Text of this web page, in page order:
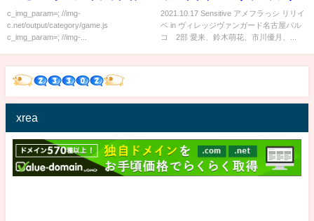
ても寒いんか？ｗ」←こういつ
やつ
c_img_param=; //img-
c.net/output/category/game.js
c_img_param=; //img-...
ンガード名古屋パルコ 2部
2021.10.17 Sensitive アメフラっシ リリイ
ベ in ヴィレッジヴァンガード名古屋パル
コ 2部 愛来、鈴木萌花、市川優月、...
xrea